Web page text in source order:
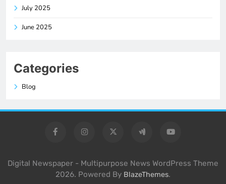
July 2025
June 2025
Categories
Blog
Digital Newspaper - Multipurpose News WordPress Theme
2026. Powered By BlazeThemes.